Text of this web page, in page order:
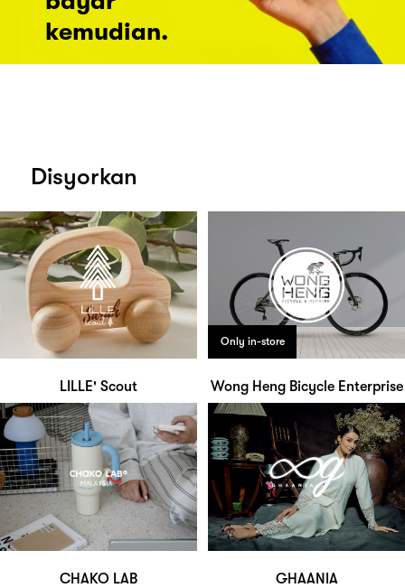
kemudian.
Disyorkan
LILLE' Scout
Only in-store
Wong Heng Bicycle Enterprise
CHAKO LAB GHAANIA